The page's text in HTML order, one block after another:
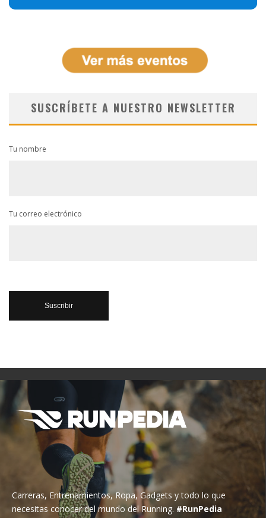
SUSCRÍBETE A NUESTRO NEWSLETTER
Tu nombre
Tu correo electrónico
Carreras, Entrenamientos, Ropa, Gadgets y todo lo que
necesitas conocer del mundo del Running. #RunPedia